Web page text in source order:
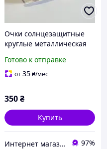
Очки солнцезащитные
круглые металлическая
Готово к отправке
от35₴/мес
350₴
Купить
Интернет магазин аксессуаров АЛЬПАКА 97%